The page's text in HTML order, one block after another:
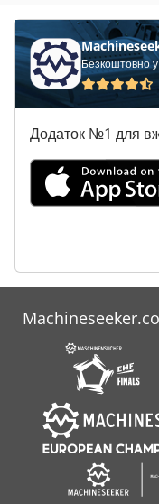
Безкоштовно у
Додаток №1 для